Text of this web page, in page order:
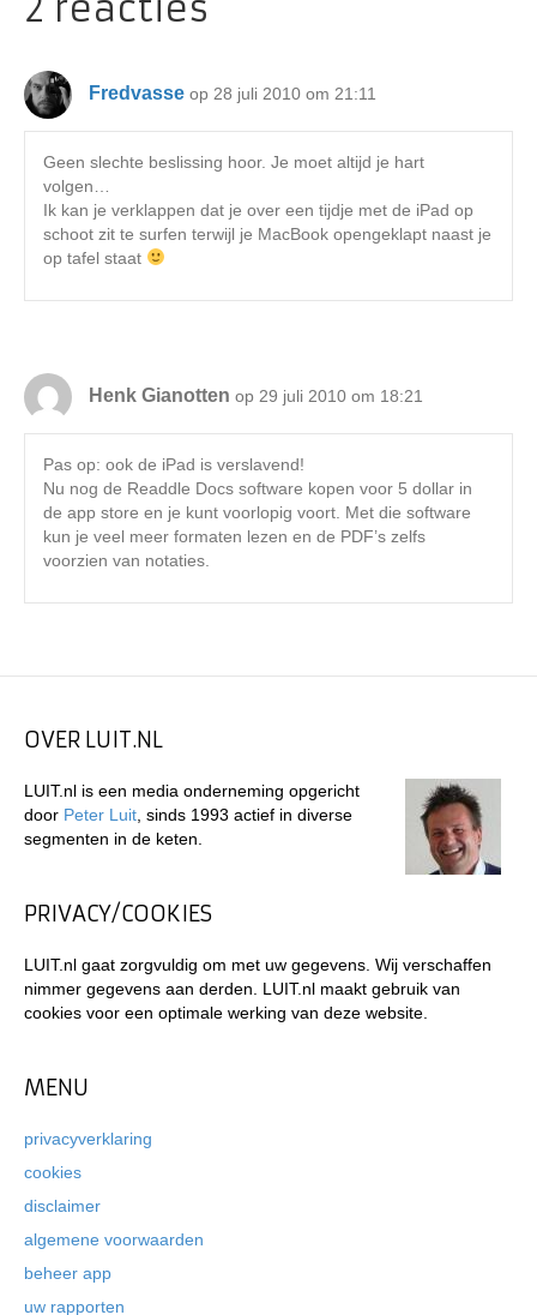
2 reacties
Fredvasse op 28 juli 2010 om 21:11
Geen slechte beslissing hoor. Je moet altijd je hart
volgen…
Ik kan je verklappen dat je over een tijdje met de iPad op
schoot zit te surfen terwijl je MacBook opengeklapt naast je
op tafel staat
Henk Gianotten op 29 juli 2010 om 18:21
Pas op: ook de iPad is verslavend!
Nu nog de Readdle Docs software kopen voor 5 dollar in
de app store en je kunt voorlopig voort. Met die software
kun je veel meer formaten lezen en de PDF’s zelfs
voorzien van notaties.
OVER LUIT.NL
LUIT.nl is een media onderneming opgericht
door Peter Luit , sinds 1993 actief in diverse
segmenten in de keten.
PRIVACY/COOKIES
LUIT.nl gaat zorgvuldig om met uw gegevens. Wij verschaffen
nimmer gegevens aan derden. LUIT.nl maakt gebruik van
cookies voor een optimale werking van deze website.
MENU
privacyverklaring
cookies
disclaimer
algemene voorwaarden
beheer app
uw rapporten